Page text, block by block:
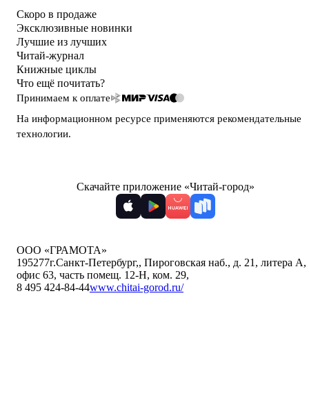
Скоро в продаже
Эксклюзивные новинки
Лучшие из лучших
Читай-журнал
Книжные циклы
Что ещё почитать?
Принимаем к оплате
На информационном ресурсе применяются рекомендательные
технологии.
Скачайте приложение «Читай-город»
ООО «ГРАМОТА»
195277г.Санкт-Петербург,, Пироговская наб., д. 21, литера А,
офис 63, часть помещ. 12-Н, ком. 29,
8 495 424-84-44www.chitai-gorod.ru/